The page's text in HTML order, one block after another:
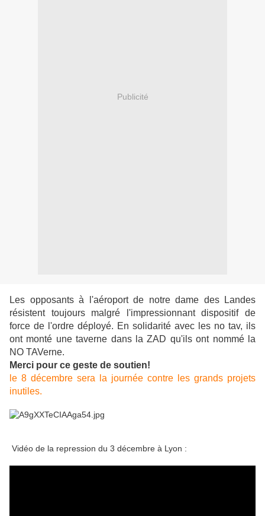
Publicité
Les opposants à l'aéroport de notre dame des Landes
résistent toujours malgré l'impressionnant dispositif de
force de l'ordre déployé. En solidarité avec les no tav, ils
ont monté une taverne dans la ZAD qu'ils ont nommé la
NO TAVerne.
Merci pour ce geste de soutien!
le 8 décembre sera la journée contre les grands projets
inutiles.
Vidéo de la repression du 3 décembre à Lyon :